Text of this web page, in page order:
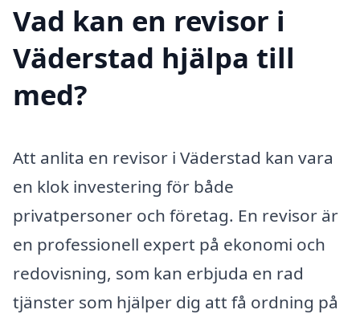
Vad kan en revisor i
Väderstad hjälpa till
med?
Att anlita en revisor i Väderstad kan vara
en klok investering för både
privatpersoner och företag. En revisor är
en professionell expert på ekonomi och
redovisning, som kan erbjuda en rad
tjänster som hjälper dig att få ordning på